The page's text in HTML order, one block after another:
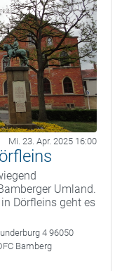
Mi. 23. Apr. 2025 16:00
Umland.
Dörfleins geht es
4 96050
Bamberg